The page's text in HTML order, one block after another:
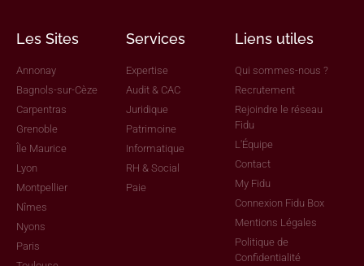
Les Sites
Annonay
Bagnols-sur-Cèze
Carpentras
Grenoble
Île Maurice
Lyon
Montpellier
Nîmes
Nyons
Paris
Services
Expertise
Audit & CAC
Juridique
Patrimoine
Informatique
RH & Social
Paie
Liens utiles
Qui sommes-nous ?
Recrutement
Rejoindre le réseau
Fidu
L'Équipe
Contact
My Fidu
Connexion Fidu Box
Mentions Légales
Politique de
Confidentialité